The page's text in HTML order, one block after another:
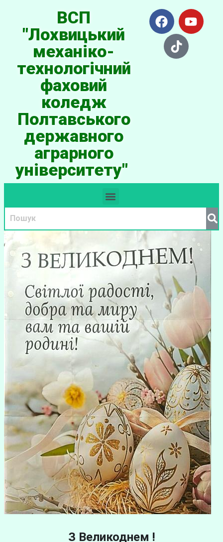
ВСП
"Лохвицький
механіко-
технологічний
фаховий
коледж
Полтавського
державного
аграрного
університету"
З Великоднем !